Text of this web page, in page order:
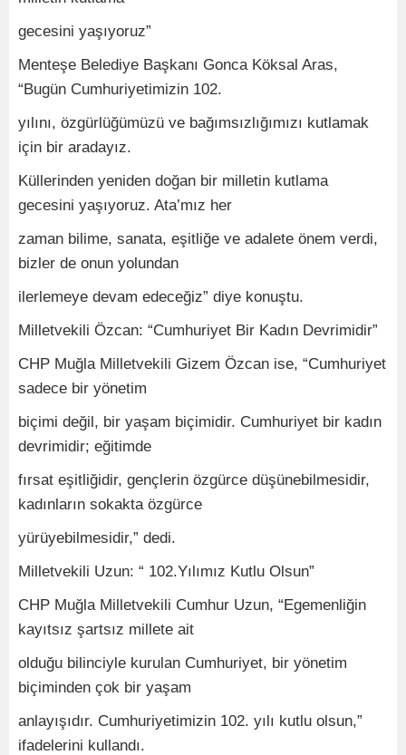
gecesini yaşıyoruz”
Menteşe Belediye Başkanı Gonca Köksal Aras,
“Bugün Cumhuriyetimizin 102.
yılını, özgürlüğümüzü ve bağımsızlığımızı kutlamak
için bir aradayız.
Küllerinden yeniden doğan bir milletin kutlama
gecesini yaşıyoruz. Ata’mız her
zaman bilime, sanata, eşitliğe ve adalete önem verdi,
bizler de onun yolundan
ilerlemeye devam edeceğiz” diye konuştu.
Milletvekili Özcan: “Cumhuriyet Bir Kadın Devrimidir”
CHP Muğla Milletvekili Gizem Özcan ise, “Cumhuriyet
sadece bir yönetim
biçimi değil, bir yaşam biçimidir. Cumhuriyet bir kadın
devrimidir; eğitimde
fırsat eşitliğidir, gençlerin özgürce düşünebilmesidir,
kadınların sokakta özgürce
yürüyebilmesidir,” dedi.
Milletvekili Uzun: “ 102.Yılımız Kutlu Olsun”
CHP Muğla Milletvekili Cumhur Uzun, “Egemenliğin
kayıtsız şartsız millete ait
olduğu bilinciyle kurulan Cumhuriyet, bir yönetim
biçiminden çok bir yaşam
anlayışıdır. Cumhuriyetimizin 102. yılı kutlu olsun,”
ifadelerini kullandı.